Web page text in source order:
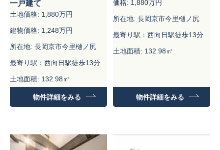
一戸建て
土地価格: 1,880万円
建物価格: 1,248万円
所在地: 長岡京市今里樋ノ尻
最寄り駅：西向日駅徒歩13分
土地面積: 132.98㎡
建物面積：99.18㎡
物件詳細をみる
価格: 1,880万円
所在地: 長岡京市今里樋ノ尻
最寄り駅：西向日駅徒歩13分
土地面積: 132.98㎡
物件詳細をみる